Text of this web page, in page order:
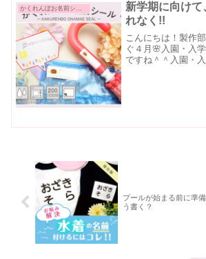
かくれんぼお名前シール
新学期に向け
れなく!!
こんにちは！製作
ぐ４月🌸入園・入
ですね＾＾入園・
プールが始まる前に準
う書く？